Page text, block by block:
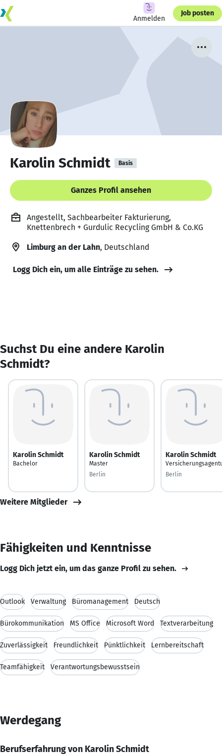
Anmelden
Job posten
Karolin Schmidt Basis
Ganzes Profil ansehen
Angestellt, Sachbearbeiter Fakturierung,
Knettenbrech + Gurdulic Recycling GmbH & Co.KG
Limburg an der Lahn, Deutschland
Logg Dich ein, um alle Einträge zu sehen.
Suchst Du eine andere Karolin
Schmidt?
Karolin Schmidt
Bachelor
Karolin Schmidt
Master
Berlin
Karolin Schmidt
Berlin
Weitere Mitglieder
Fähigkeiten und Kenntnisse
Logg Dich jetzt ein, um das ganze Profil zu sehen.
Outlook Verwaltung Büromanagement Deutsch
Bürokommunikation MS Office Microsoft Word Textverarbeitung
Zuverlässigkeit Freundlichkeit Pünktlichkeit Lernbereitschaft
Teamfähigkeit Verantwortungsbewusstsein
Werdegang
Berufserfahrung von Karolin Schmidt